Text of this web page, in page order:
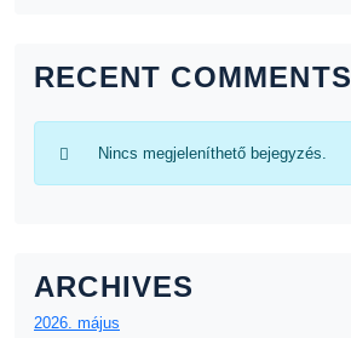
RECENT COMMENTS
Nincs megjeleníthető bejegyzés.
ARCHIVES
2026. május